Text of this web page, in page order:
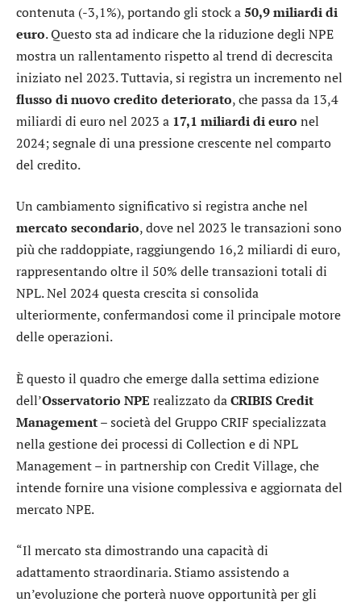
contenuta (-3,1%), portando gli stock a50,9 miliardi di
euro. Questo sta ad indicare che la riduzione degli NPE
mostra un rallentamento rispetto al trend di decrescita
iniziato nel 2023. Tuttavia, si registra un incremento nel
flusso di nuovo credito deteriorato, che passa da 13,4
miliardi di euro nel 2023 a 17,1 miliardi di euro nel
2024; segnale di una pressione crescente nel comparto
del credito.
Un cambiamento significativo si registra anche nel
mercato secondario, dove nel 2023 le transazioni sono
più che raddoppiate, raggiungendo 16,2 miliardi di euro,
rappresentando oltre il 50% delle transazioni totali di
NPL. Nel 2024 questa crescita si consolida
ulteriormente, confermandosi come il principale motore
delle operazioni.
È questo il quadro che emerge dalla settima edizione
dell’Osservatorio NPE realizzato daCRIBIS Credit
Management– società del Gruppo CRIF specializzata
nella gestione dei processi di Collection e di NPL
Management – in partnership con Credit Village, che
intende fornire una visione complessiva e aggiornata del
mercato NPE.
“Il mercato sta dimostrando una capacità di
adattamento straordinaria. Stiamo assistendo a
un’evoluzione che porterà nuove opportunità per gli